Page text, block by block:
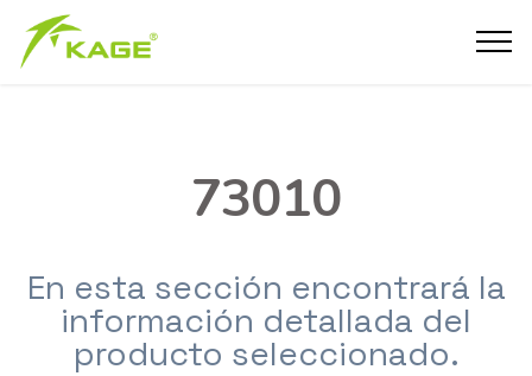
73010
En esta sección encontrará la
información detallada del
producto seleccionado.